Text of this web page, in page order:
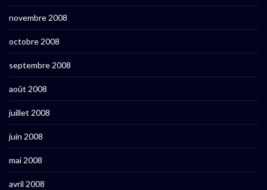
novembre 2008
octobre 2008
septembre 2008
août 2008
juillet 2008
juin 2008
mai 2008
avril 2008